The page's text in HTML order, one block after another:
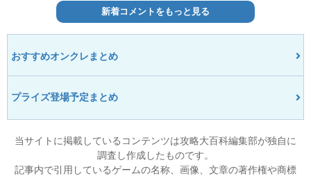
新着コメントをもっと見る
おすすめオンクレまとめ
プライズ登場予定まとめ
当サイトに掲載しているコンテンツは攻略大百科編集部が独自に
調査し作成したものです。
記事内で引用しているゲームの名称、画像、文章の著作権や商標